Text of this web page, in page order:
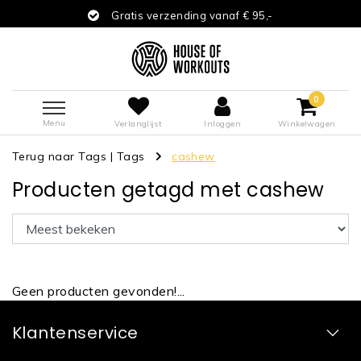
Gratis verzending vanaf € 95,-
Menu Verlanglijst Inloggen
0
Winkelwagen
Terug naar Tags | Tags cashew
Producten getagd met cashew
Geen producten gevonden!...
Klantenservice